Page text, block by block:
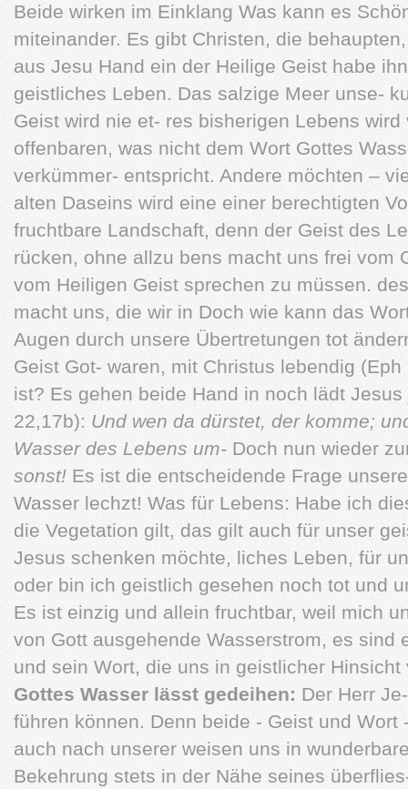
Beide wirken im Einklang Was kann es
miteinander. Es gibt Christen, die
aus Jesu Hand ein der Heilige Geist habe
geistliches Leben. Das salzige Meer unse-
Geist wird nie et- res bisherigen Lebens
offenbaren, was nicht dem Wort Gottes
verkümmer- entspricht. Andere möchten –
alten Daseins wird eine einer berechtigten
fruchtbare Landschaft, denn der Geist des
rücken, ohne allzu bens macht uns frei vom
vom Heiligen Geist sprechen zu müssen.
macht uns, die wir in Doch wie kann das
Augen durch unsere Übertretungen tot
Geist Got- waren, mit Christus lebendig
ist? Es gehen beide Hand in noch lädt
22,17b): Und wen da dürstet, der komme;
Wasser des Lebens um- Doch nun wieder
sonst! Es ist die entscheidende Frage
Wasser lechzt! Was für Lebens: Habe ich
die Vegetation gilt, das gilt auch für unser
Jesus schenken möchte, liches Leben, für
oder bin ich geistlich gesehen noch tot und
Es ist einzig und allein fruchtbar, weil mich
von Gott ausgehende Wasserstrom, es sind
und sein Wort, die uns in geistlicher
Gottes Wasser lässt gedeihen: Der Herr Je-
führen können. Denn beide - Geist und
auch nach unserer weisen uns in
Bekehrung stets in der Nähe seines